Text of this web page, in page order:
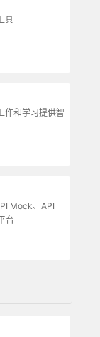
具
作和学习提供智
Mock、API
台